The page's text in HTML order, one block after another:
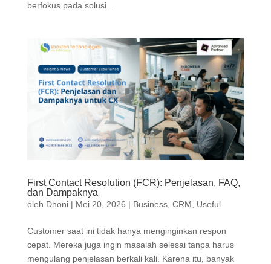
berfokus pada solusi...
First Contact Resolution (FCR): Penjelasan, FAQ,
dan Dampaknya
oleh Dhoni| Mei 20, 2026 | Business, CRM Useful
Customer saat ini tidak hanya menginginkan respon
cepat. Mereka juga ingin masalah selesai tanpa harus
mengulang penjelasan berkali kali. Karena itu, banyak